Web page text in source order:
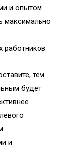
и опытом
максимально
работников
тем
будет
и